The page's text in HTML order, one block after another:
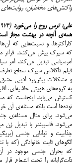
واکنش‌های مخاطبان،
علی: ترس روح را می‌خورد(1974)
همه‌ی آنچه در بهشت مجاز
کاراکترها، و نسبت‌هایی که
که سیرک پیش می‌کشد، فراتر
امرسیاسی تبدیل می‌کند. امر
فیلم داگلاس سیرک سطح
و مشکلات پیش‌برد ادیپی عشق
به گروه‌های هویتی حاشیه‌ای،
گسترش می‌یابد. اینجاست که
توده‌ها است بلکه مسئله‌ی آن
می‌شود. برای مثال مسئله‌ی
الگوهای ثابت خانوادگی (که
که بحران جنسی موجود در
ذات‌گرایانه را تحت الشعاع